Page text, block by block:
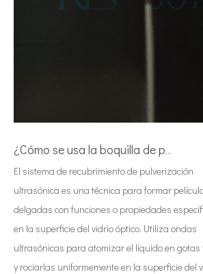
¿Cómo se usa la boquilla de pulverización ultrasónica en la pulverización del electrolizador PEM?
El sistema de recubrimiento de pulverización
ultrasónica es una técnica para formar
delgadas con funciones o propiedades
en la superficie del vidrio óptico. Utiliza ondas
ultrasónicas para atomizar el líquido en gotas
y rociarlas uniformemente en la superficie del